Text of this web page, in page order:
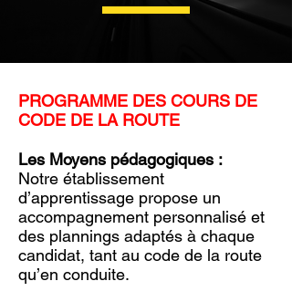
PROGRAMME DES COURS DE
CODE DE LA ROUTE
Les Moyens pédagogiques :
Notre établissement
d’apprentissage propose un
accompagnement personnalisé et
des plannings adaptés à chaque
candidat, tant au code de la route
qu’en conduite.